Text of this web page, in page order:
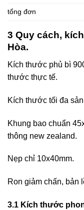
tổng đơn
3 Quy cách,
Hòa.
Kích thước phủ bì
thước thực tế.
Kích thước tối đa
Khung bao chuẩn
thông new zealand.
Nẹp chỉ 10x40mm.
Ron giảm chấn, bản
3.1 Kích thước